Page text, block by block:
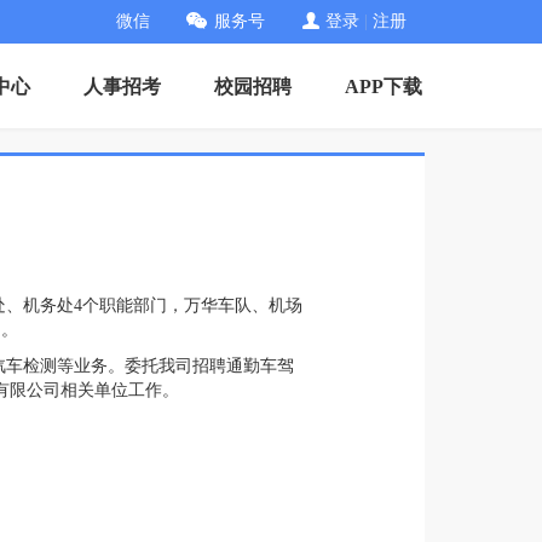
微信 服务号 登录 注册
心 人事招考 校园招聘 APP下载
机务处4个职能部门，万华车队、机场
检测等业务。委托我司招聘通勤车驾
公司相关单位工作。